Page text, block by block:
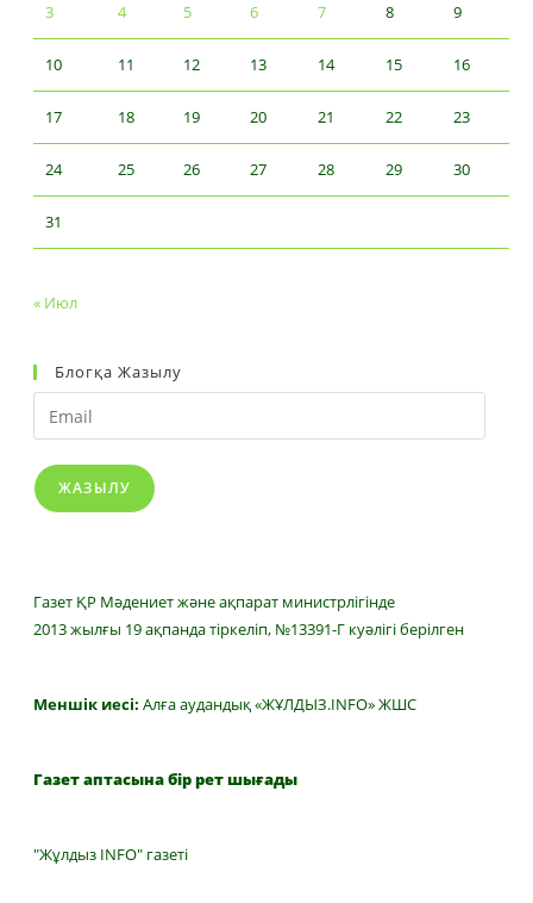
3 4 5 6 7 8 9
10 11 12 13 14 15 16
17 18 19 20 21 22 23
24 25 26 27 28 29 30
31
« Июл
Блогқа Жазылу
Email
ЖАЗЫЛУ
Газет ҚР Мәдениет және ақпарат министрлігінде
2013 жылғы 19 ақпанда тіркеліп, №13391-Г куәлігі берілген
Меншік иесі: Алға аудандық «ЖҰЛДЫЗ.INFO» ЖШС
Газет аптасына бір рет шығады
"Жұлдыз INFO" газеті